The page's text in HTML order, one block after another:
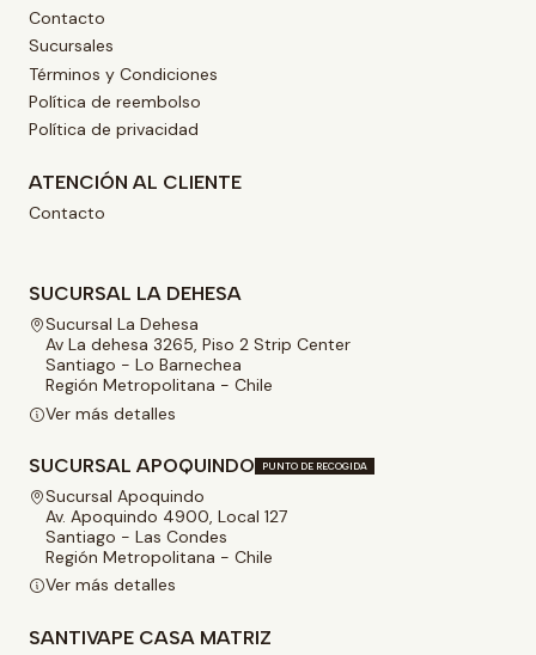
Contacto
Sucursales
Términos y Condiciones
Política de reembolso
Política de privacidad
ATENCIÓN AL CLIENTE
Contacto
SUCURSAL LA DEHESA
Sucursal La Dehesa
Av La dehesa 3265, Piso 2 Strip Center
Santiago - Lo Barnechea
Región Metropolitana - Chile
Ver más detalles
SUCURSAL APOQUINDO PUNTO DE RECOGIDA
Sucursal Apoquindo
Av. Apoquindo 4900, Local 127
Santiago - Las Condes
Región Metropolitana - Chile
Ver más detalles
SANTIVAPE CASA MATRIZ